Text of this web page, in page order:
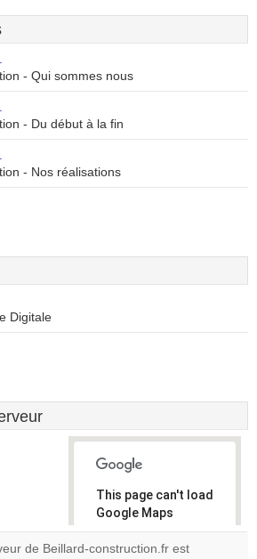
- Qui sommes nous
- Du début à la fin
- Nos réalisations
Digitale
This page can't load
Google Maps
correctly.
de Beillard-construction.fr est